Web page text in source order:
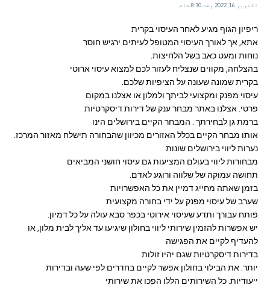
اکتوبر 16, 2022 وقت 8:30 شام
ריפיון הגוף מגיע לאחר העיסוי בקרית
אתא, אך לאורך העיסוי המטופל לעיתים ירגיש חוסר
נוחות ומעט כאב בשל הלחיצות.
בהצלחה, מקווים שנצליח לעזור לכם למצוא עיסוי ארוטי
בקרית שמונה שעונה על הציפיות שלכם.
עיסוי מפנק ומקצועי לביתך ולמלון או אצלנו במקום
פרטי. אצלנו באתר מבחר ענק של דירות דיסקרטיות
ברמת גן לבחירתך . המבחר הקיים בירושלים הינו
אותו מבחר הקיים בכלל האזורים מכיוון שהבחורה תישלח מאזור המרכז.
נערות ליווי בירושלים שונות
מבחורות ליווי בעולם המציעות גם עיסוי חושני המביאים
תחושה עמוקה של שלווה ורוגע לאדם.
בזמן שאתה מחייג דמיין את כל האפשרויות
שערב של עיסוי מפנק על ידי בחורה מקצועית
פותח עבורך ותדע שעיסוי אירוטי בכפר סבא עולה על כל דמיון.
יש אפשרות להזמין שירותי ליווי בחולון שיגיעו עד אליך לבית מלון, או
להעדיף לקיים את הפגישה
בדירות דיסקרטיות שגם יהיו זולות
יותר. את הבילוי בחולון אפשר לקיים בחדרים לפי שעה ובדירות
ייעודיות. כל השירותים הללו הפכו את שירותי